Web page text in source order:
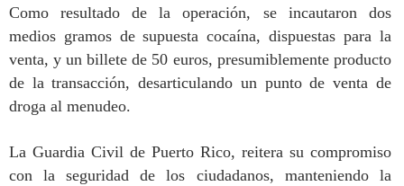
Como resultado de la operación, se incautaron dos
medios gramos de supuesta cocaína, dispuestas para la
venta, y un billete de 50 euros, presumiblemente producto
de la transacción, desarticulando un punto de venta de
droga al menudeo.
La Guardia Civil de Puerto Rico, reitera su compromiso
con la seguridad de los ciudadanos, manteniendo la